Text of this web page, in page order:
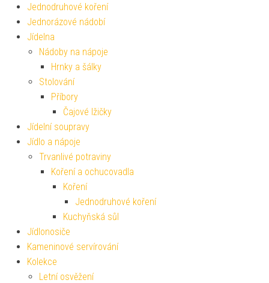
Jednodruhové koření
Jednorázové nádobí
Jídelna
Nádoby na nápoje
Hrnky a šálky
Stolování
Příbory
Čajové lžičky
Jídelní soupravy
Jídlo a nápoje
Trvanlivé potraviny
Koření a ochucovadla
Koření
Jednodruhové koření
Kuchyňská sůl
Jídlonosiče
Kameninové servírování
Kolekce
Letní osvěžení